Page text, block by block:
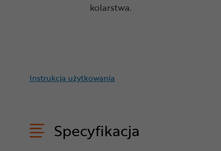
kolarstwa.
Instrukcja użytkowania
Specyfikacja